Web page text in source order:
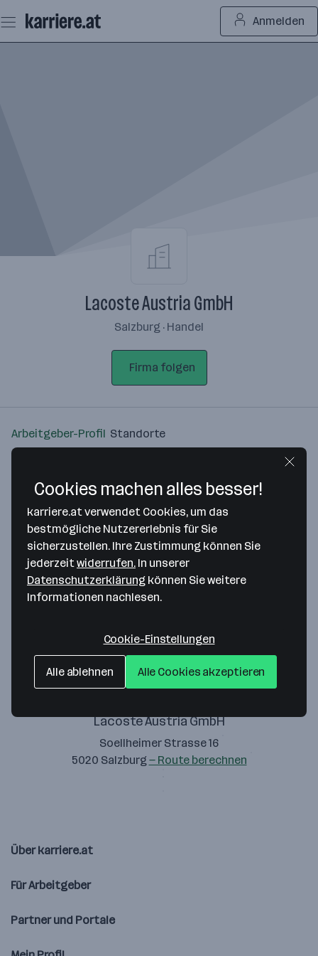
Seiteninhalt
springen
Anmelden
Lacoste Austria GmbH
Salzburg · Handel
Firma folgen
Arbeitgeber-Profil Standorte
Bitte stimme unseren Cookie-
Richtlinien zu, um diese Karte
anzuzeigen.
Lacoste Austria GmbH
Soellheimer Strasse 16
5020 Salzburg — Route berechnen
Über karriere.at
Für Arbeitgeber
Partner und Portale
Cookies machen alles besser!
karriere.at verwendet Cookies, um das
bestmögliche Nutzererlebnis für Sie
sicherzustellen. Ihre Zustimmung können Sie
jederzeitwiderrufen. In unserer
Datenschutzerklärung können Sie weitere
Informationen nachlesen.
Cookie-Einstellungen
Alle ablehnen Alle Cookies akzeptieren